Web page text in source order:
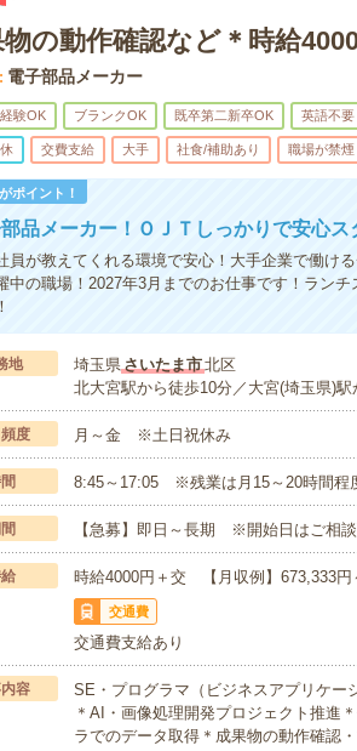
物の動作確認など＊時給
電子部品メーカー
験OK ブランクOK 既卒第二新卒OK 英語不要
交費支給 大手 社食/補助あり 職場が禁煙
ポイント！
品メーカー！ＯＪＴしっかりで安心ス
員が教えてくれる環境で安心！大手企業で働け
中の職場！2027年3月までのお仕事です！ラン
地 埼玉県さいたま市北区
北大宮駅から徒歩10分／大宮(埼玉県)駅
度 月～金 ※土日祝休み
8:45～17:05 ※残業は月15～20時間程
【急募】即日～長期 ※開始日はご相談
時給4000円＋交 【月収例】673,333
交通費
交通費支給あり
容
SE・プログラマ（ビジネスアプリケー
＊AI・画像処理開発プロジェクト推進
ラでのデータ取得＊成果物の動作確認